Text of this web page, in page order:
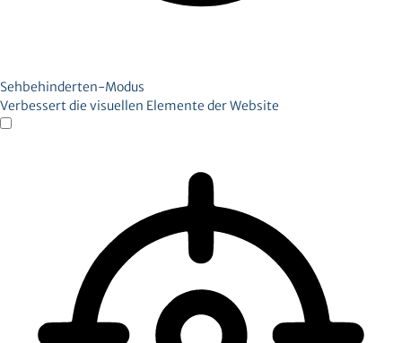
Sehbehinderten-Modus
Verbessert die visuellen Elemente der Website